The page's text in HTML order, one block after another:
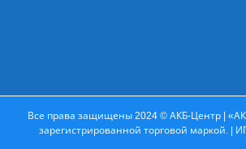
Все права защищены 2024 © АКБ-Центр |
зарегистрированной торговой маркой. |